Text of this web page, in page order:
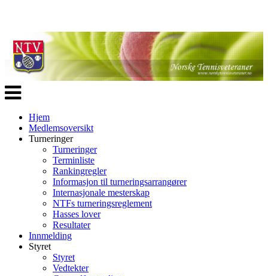
Veksle
navigasjon
Hjem
Medlemsoversikt
Turneringer
Turneringer
Terminliste
Rankingregler
Informasjon til turneringsarrangører
Internasjonale mesterskap
NTFs turneringsreglement
Hasses lover
Resultater
Innmelding
Styret
Styret
Vedtekter